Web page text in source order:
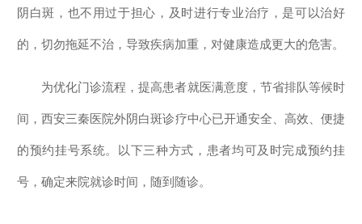
阴白斑，也不用过于担心，及时进行专业治疗，是可以治好
的，切勿拖延不治，导致疾病加重，对健康造成更大的危害。
为优化门诊流程，提高患者就医满意度，节省排队等候时
间，西安三秦医院外阴白斑诊疗中心已开通安全、高效、便捷
的预约挂号系统。以下三种方式，患者均可及时完成预约挂
号，确定来院就诊时间，随到随诊。